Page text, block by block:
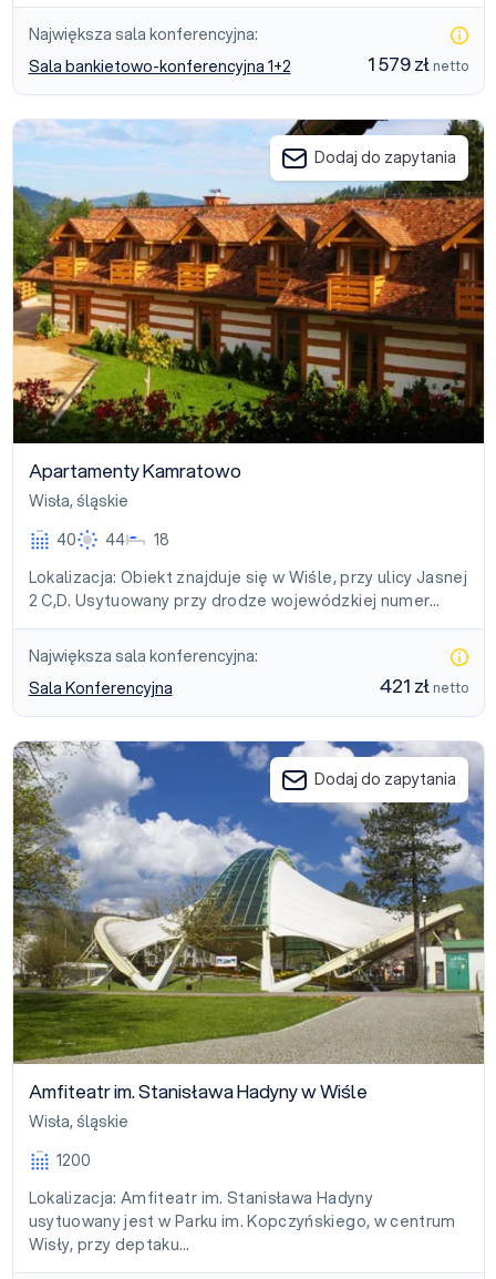
Największa sala konferencyjna:
Sala bankietowo-konferencyjna 1+2
1 579 zł netto
Apartamenty Kamratowo
Dodaj do zapytania
Apartamenty Kamratowo
Wisła, śląskie
40
44
18
Lokalizacja: Obiekt znajduje się w Wiśle, przy ulicy Jasnej
2 C,D. Usytuowany przy drodze wojewódzkiej numer…
Największa sala konferencyjna:
Sala Konferencyjna
421 zł netto
Amfiteatr im. Stanisława Hadyny w Wiśle
Dodaj do zapytania
Amfiteatr im. Stanisława Hadyny w Wiśle
Wisła, śląskie
1200
Lokalizacja: Amfiteatr im. Stanisława Hadyny
usytuowany jest w Parku im. Kopczyńskiego, w centrum
Wisły, przy deptaku…